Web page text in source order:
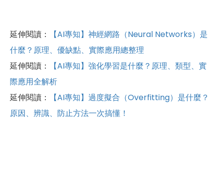
延伸閱讀：
【AI專知】神經網路（Neural Networks）是
什麼？原理、優缺點、實際應用總整理
延伸閱讀：
【AI專知】強化學習是什麼？原理、類型、實
際應用全解析
延伸閱讀：
【AI專知】過度擬合（Overfitting）是什麼？
原因、辨識、防止方法一次搞懂！